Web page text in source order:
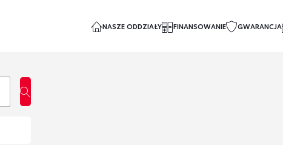
NASZE ODDZIAŁY FINANSOWANIE GWARANCJA